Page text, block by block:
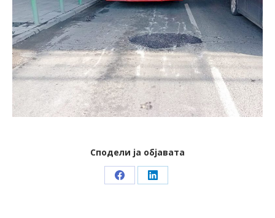
Сподели ја објавата
Share Share